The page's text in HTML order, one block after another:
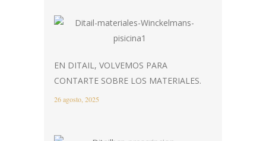
EN DITAIL, VOLVEMOS PARA
CONTARTE SOBRE LOS MATERIALES.
26 agosto, 2025